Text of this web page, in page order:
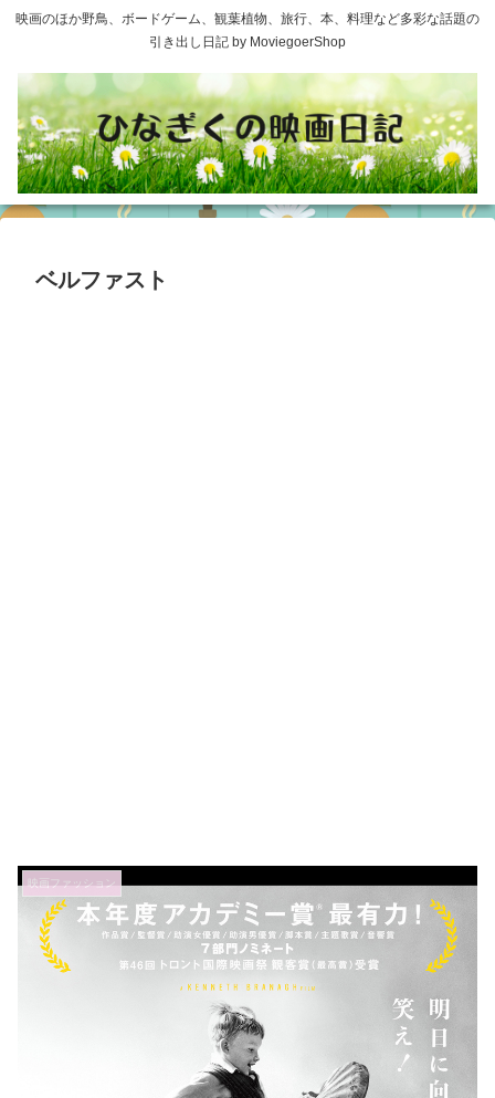
映画のほか野鳥、ボードゲーム、観葉植物、旅行、本、料理など多彩な話題の
引き出し日記 by MoviegoerShop
ベルファスト
映画ファッション